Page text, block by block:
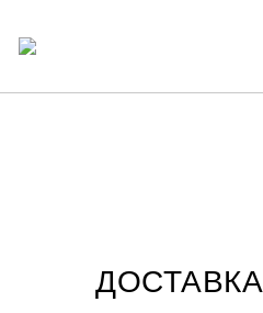
ДОСТАВКА